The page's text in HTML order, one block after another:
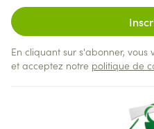
En cliquant sur s'abonner,
et acceptez notre politique de